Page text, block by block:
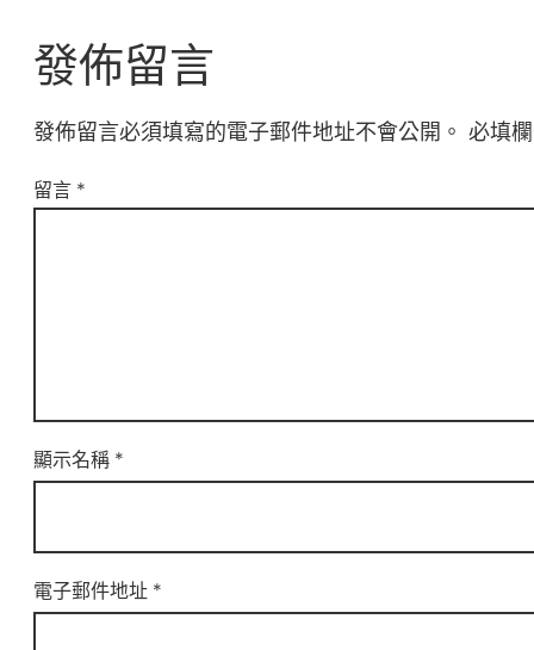
發佈留言
發佈留言必須填寫的電子郵件地址不會公開。 必填
留言 *
顯示名稱 *
電子郵件地址 *